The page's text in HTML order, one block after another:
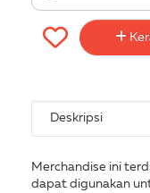
Deskripsi
Merchandise ini
dapat digunakan